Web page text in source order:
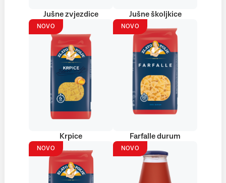
Jušne zvjezdice Jušne školjkice
NOVO
Krpice
NOVO
Farfalle durum
NOVO NOVO